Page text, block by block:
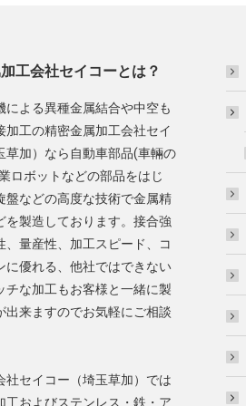
工会社セイコーとは？
による異種金属結合や中空も
加工の精密金属加工会社セイ
草加）なら自動車部品(車輛の
ロボットなどの部品をはじ
盤などの高度な技術で金属精
を製造しております。接合強
、量産性、加工スピード、コ
に優れる、他社ではできない
チな加工もお客様と一緒に製
出来ますのでお気軽にご相談
社セイコー（埼玉草加）では
工およびステンレス・鉄・ア